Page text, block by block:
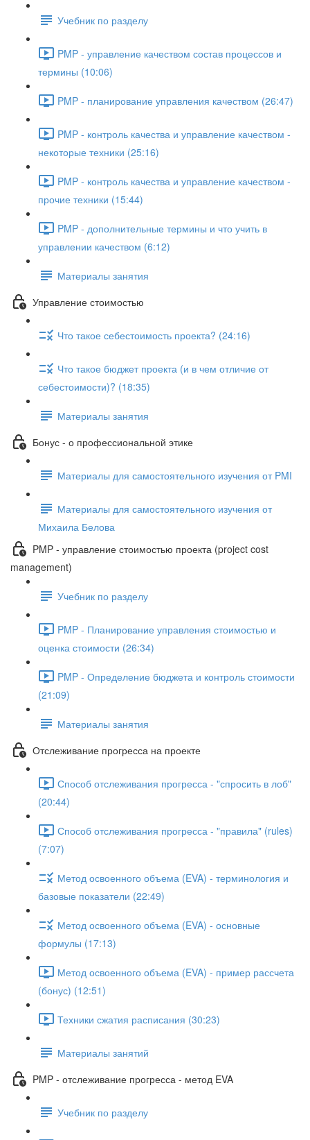
Учебник по разделу
PMP - управление качеством состав процессов и
термины (10:06)
PMP - планирование управления качеством (26:47)
PMP - контроль качества и управление качеством -
некоторые техники (25:16)
PMP - контроль качества и управление качеством -
прочие техники (15:44)
PMP - дополнительные термины и что учить в
управлении качеством (6:12)
Материалы занятия
Управление стоимостью
Что такое себестоимость проекта? (24:16)
Что такое бюджет проекта (и в чем отличие от
себестоимости)? (18:35)
Материалы занятия
Бонус - о профессиональной этике
Материалы для самостоятельного изучения от PMI
Материалы для самостоятельного изучения от
Михаила Белова
PMP - управление стоимостью проекта (project cost
management)
Учебник по разделу
PMP - Планирование управления стоимостью и
оценка стоимости (26:34)
PMP - Определение бюджета и контроль стоимости
(21:09)
Материалы занятия
Отслеживание прогресса на проекте
Способ отслеживания прогресса - "спросить в лоб"
(20:44)
Способ отслеживания прогресса - "правила" (rules)
(7:07)
Метод освоенного объема (EVA) - терминология и
базовые показатели (22:49)
Метод освоенного объема (EVA) - основные
формулы (17:13)
Метод освоенного объема (EVA) - пример рассчета
(бонус) (12:51)
Техники сжатия расписания (30:23)
Материалы занятий
PMP - отслеживание прогресса - метод EVA
Учебник по разделу